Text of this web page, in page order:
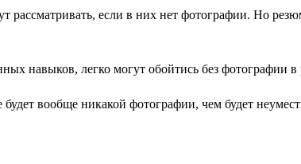
если в них нет фотографии. Но
навыков, легко могут обойтись без фотографии в
вообще никакой фотографии, чем будет